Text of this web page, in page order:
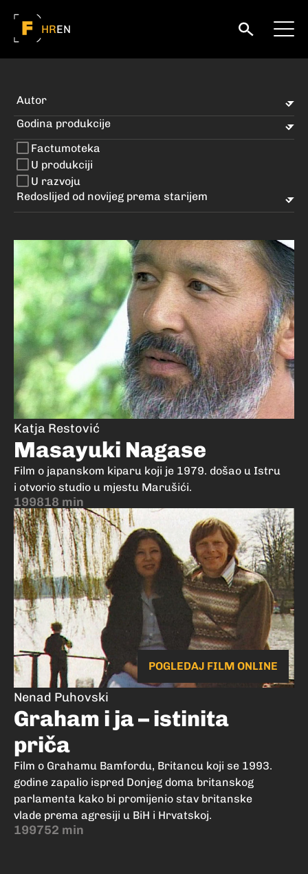
HREN
Factumoteka
U produkciji
U razvoju
Katja Restović
Masayuki Nagase
Film o japanskom kiparu koji je 1979. došao u Istru
i otvorio studio u mjestu Marušići.
199818 min
POGLEDAJ FILM ONLINE
Nenad Puhovski
Graham i ja – istinita
priča
Film o Grahamu Bamfordu, Britancu koji se 1993.
godine zapalio ispred Donjeg doma britanskog
parlamenta kako bi promijenio stav britanske
vlade prema agresiji u BiH i Hrvatskoj.
199752 min